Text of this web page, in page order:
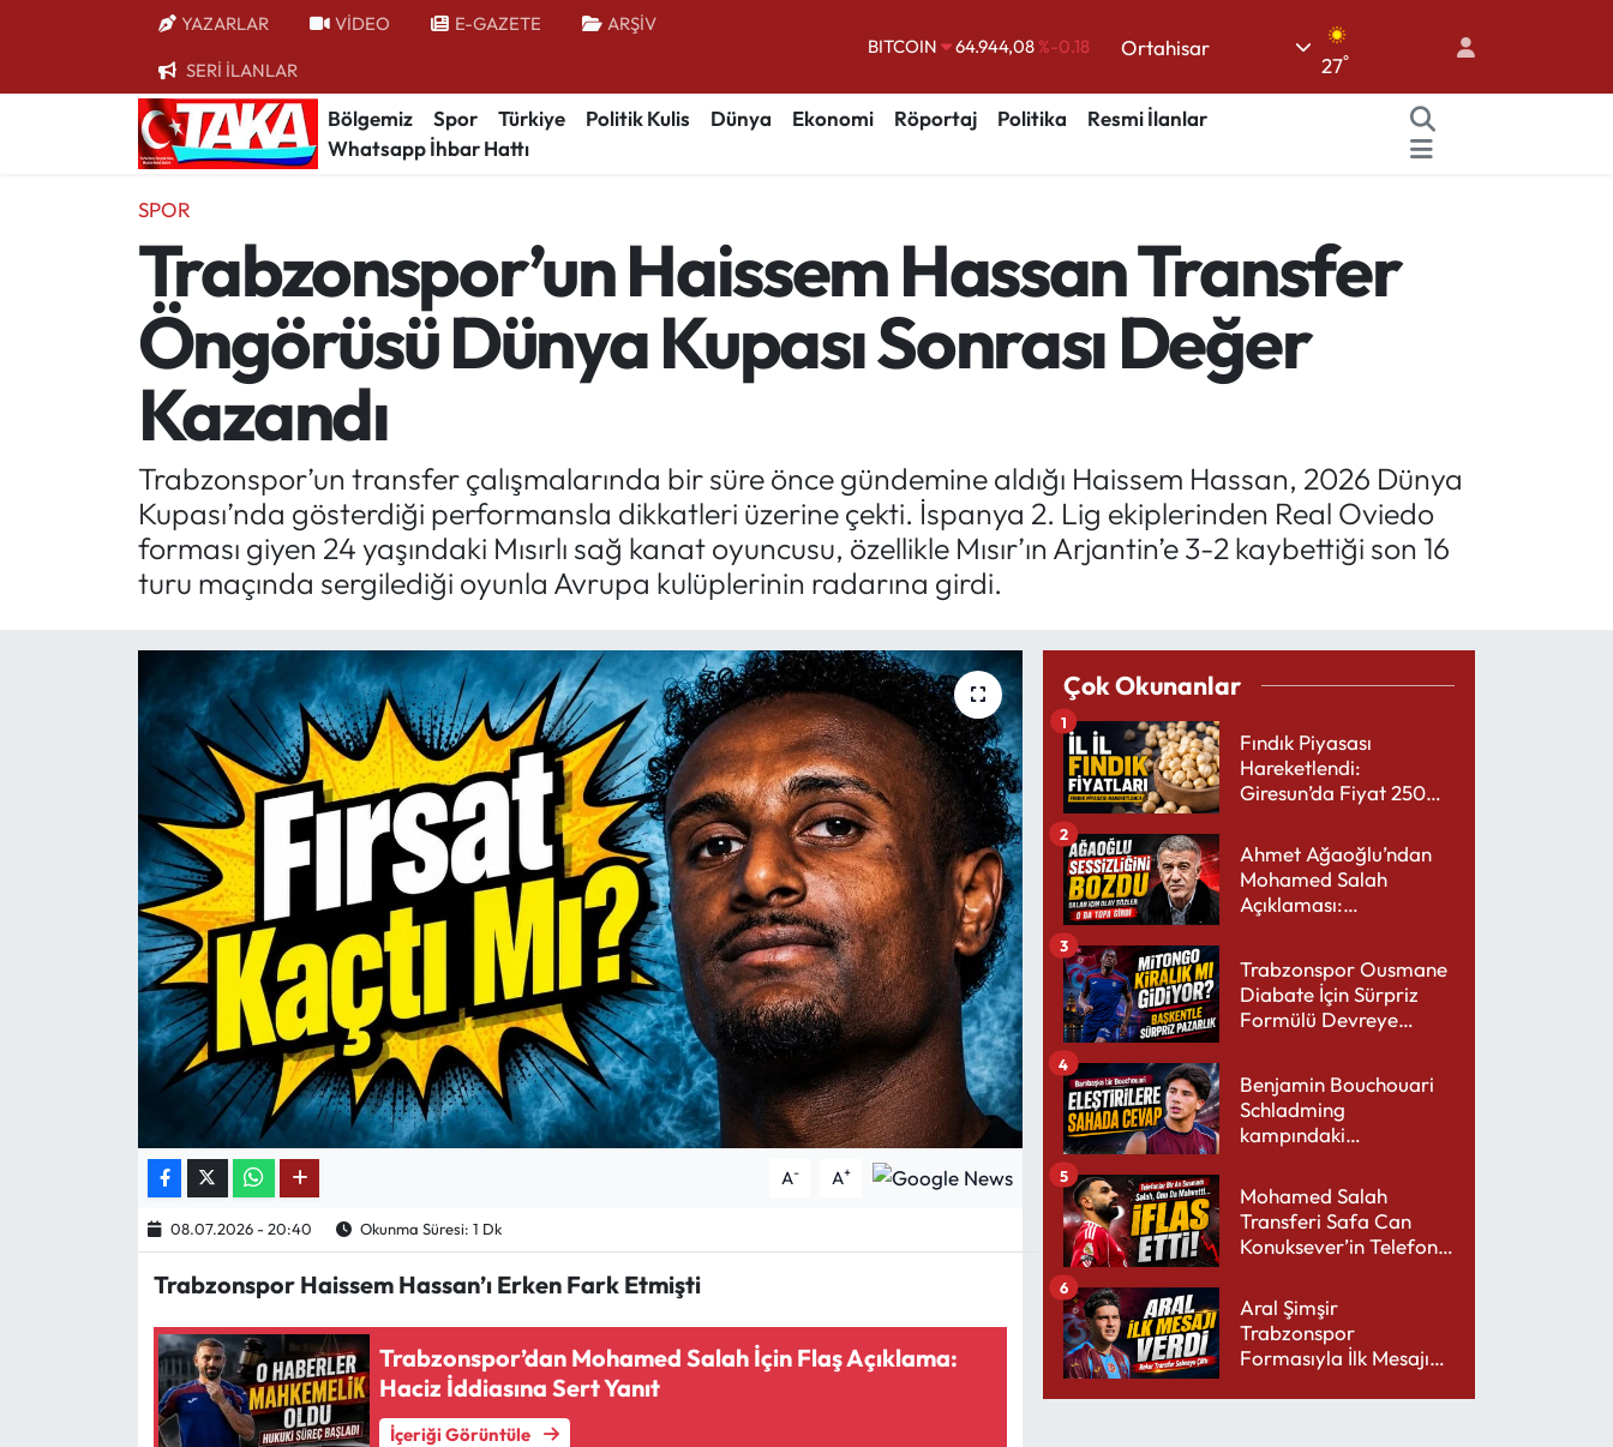
YAZARLAR VİDEO E-GAZETE ARŞİV
SERİ İLANLAR
BITCOIN 64.944,08 %-0.18
EURO
55,2510 %0.32
BİST100
13.779 %-14
Ortahisar
27°
Bölgemiz Spor Türkiye Politik Kulis Dünya Ekonomi Röportaj Politika
Resmi İlanlar
Whatsapp İhbar Hattı
SPOR
Trabzonspor’un Haissem Hassan Transfer
Öngörüsü Dünya Kupası Sonrası Değer
Kazandı
Trabzonspor’un transfer çalışmalarında bir süre önce gündemine aldığı Haissem Hassan, 2026 Dünya
Kupası’nda gösterdiği performansla dikkatleri üzerine çekti. İspanya 2. Lig ekiplerinden Real Oviedo
forması giyen 24 yaşındaki Mısırlı sağ kanat oyuncusu, özellikle Mısır’ın Arjantin’e 3-2 kaybettiği son 16
turu maçında sergilediği oyunla Avrupa kulüplerinin radarına girdi.
A- A+
08.07.2026 - 20:40 Okunma Süresi: 1 Dk
Trabzonspor Haissem Hassan’ı Erken Fark Etmişti
Trabzonspor’dan Mohamed Salah İçin Flaş Açıklama:
Haciz İddiasına Sert Yanıt
İçeriği Görüntüle
Çok Okunanlar
Fındık Piyasası
Hareketlendi:
Giresun’da Fiyat 250
1
Ahmet Ağaoğlu’ndan
Mohamed Salah
Açıklaması:
2
Trabzonspor Ousmane
Diabate İçin Sürpriz
Formülü Devreye
3
Benjamin Bouchouari
Schladming
kampındaki
4
Mohamed Salah
Transferi Safa Can
Konuksever’in Telefon
5
Aral Şimşir
Trabzonspor
Formasıyla İlk Mesajını
6
Bölgemiz
Kültür/Sanat
Politik Kulis
Magazin
Mektup Galeri
Manşet
Köşe Yazıları
Karikatür Galeri
ASTROLOJİ
Spor Yazıları
Mektup Galeri
Trabzon Nöbetçi Eczaneler
Trabzon Hava Durumu
Trabzon Trafik Yoğunluk Haritası
Süper Lig Puan Durumu ve Fikstür
Tüm Manşetler
Son Dakika Haberleri